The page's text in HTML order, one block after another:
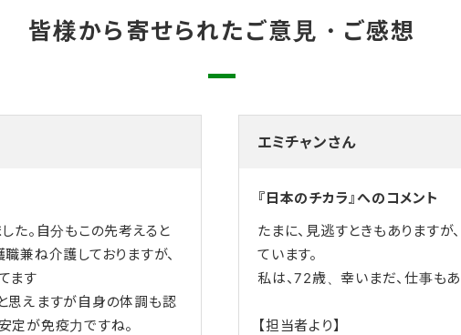
皆様から寄せられたご意見・ご感想
た。自分もこの先考えると
兼ね介護しておりますが、
ます
思えますが自身の体調も認
定が免疫力ですね。
エミチャンさん
『日本のチカラ』へのコメント
たまに、見逃すときもありますが
ています。
私は、72歳、幸いまだ、仕事もあ
【担当者より】